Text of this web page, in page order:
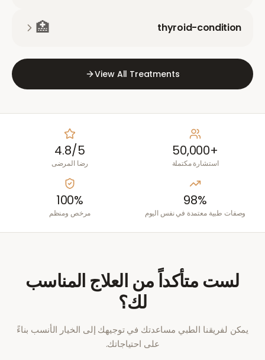
thyroid-condition
🏥
View All Treatments
+50,000
استشارة مكتملة
4.8/5
رضا المرضى
98%
وصفات طبية معتمدة في نفس اليوم
100%
مرخص ومنظم
لست متأكداً من العلاج المناسب
لك؟
يمكن لفريقنا الطبي مساعدتك في توجيهك إلى الخيار الأنسب بناءً
على احتياجاتك.